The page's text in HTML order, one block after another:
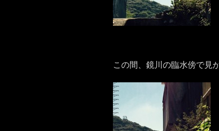
この間、鏡川の臨水傍で見